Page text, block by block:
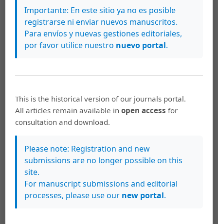
Roberto Morales Harley,Conectores en griego
antiguo,Káñina: Vol. 41 Núm. 2 (2017): Káñina
(Julio-Diciembre)
La Ilíada y el
Mahābhārata: un diálogo intercultural
Roberto Morales Harley, La katábasis como
categoría mítica en el mundo greco-latino
Káñina: Vol. 36 Núm. 1 (2012): Káñina (Enero-
Junio)
Importante: En este sitio ya no es posible
registrarse ni enviar nuevos manuscritos.
Para envíos y nuevas gestiones editoriales,
por favor utilice nuestro nuevo portal.
This is the historical version of our journals portal.
All articles remain available inopen access for
consultation and download.
Please note: Registration and new
submissions are no longer possible on this
site.
For manuscript submissions and editorial
processes, please use our new portal.